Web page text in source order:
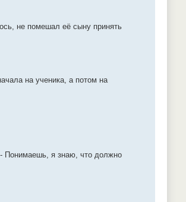
не помешал её сыну принять
на ученика, а потом на
Понимаешь, я знаю, что должно